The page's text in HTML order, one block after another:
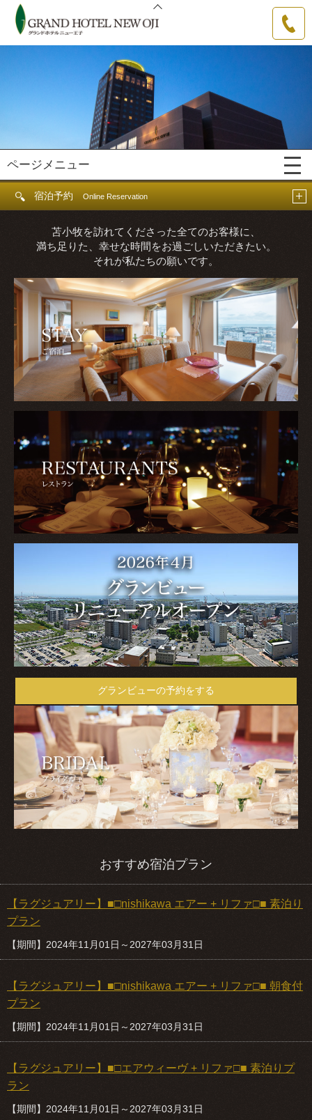
ページメニュー
宿泊予約Online Reservation
苫小牧を訪れてくださった全てのお客様に、
満ち足りた、幸せな時間をお過ごしいただきたい。
それが私たちの願いです。
グランビューの予約をする
おすすめ宿泊プラン
【ラグジュアリー】■□nishikawa エアー + リファ□■ 素泊り
プラン
【期間】2024年11月01日～2027年03月31日
【ラグジュアリー】■□nishikawa エアー + リファ□■ 朝食付
プラン
【期間】2024年11月01日～2027年03月31日
【ラグジュアリー】■□エアウィーヴ + リファ□■ 素泊りプ
ラン
【期間】2024年11月01日～2027年03月31日